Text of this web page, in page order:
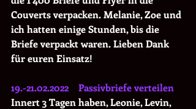
Couverts verpacken. Melanie, Zoe und
ich hatten einige Stunden, bis die
Briefe verpackt waren. Lieben Dank
für euren Einsatz!
19.-21.02.2022    Passivbriefe verteilen
Innert 3 Tagen haben, Leonie, Levin,